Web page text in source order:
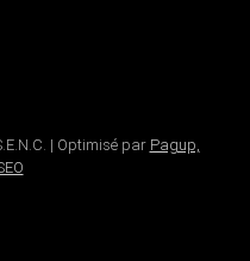
| Optimisé par Pagup,